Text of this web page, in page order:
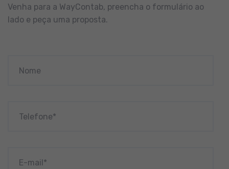
Venha para a WayContab, preencha o formulário ao
lado e peça uma proposta.